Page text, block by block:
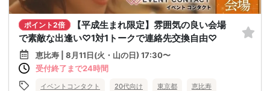
ポイント2倍
【平成生まれ限定】雰囲気の良い会場
で素敵な出逢い♡1対1トークで連絡先交換自由♡
恵比寿 | 8月11日(火・山の日) 17:30〜
受付終了まで24時間
イベントコンタクト 20代向け 東京都 恵比寿